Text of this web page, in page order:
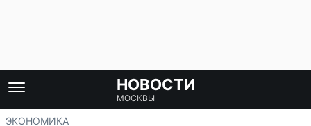
НОВОСТИ
МОСКВЫ
ЭКОНОМИКА